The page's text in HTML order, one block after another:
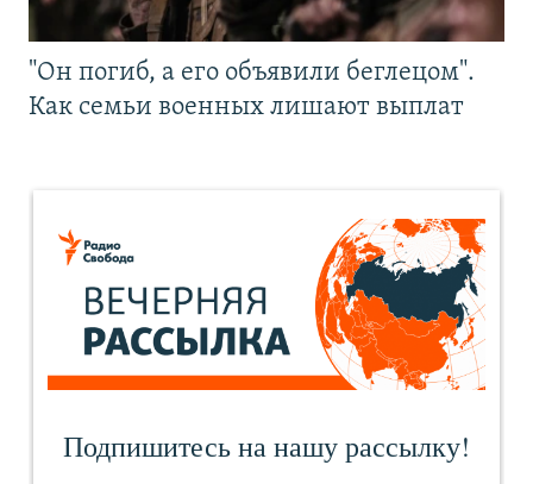
"Он погиб, а его объявили беглецом".
Как семьи военных лишают выплат